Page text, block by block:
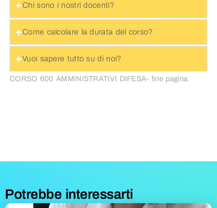
Chi sono i nostri docenti?
Come calcolare la durata del corso?
Vuoi sapere tutto su di noi?
CORSO 600 AMMINISTRATIVI DIFESA- fine pagina
Potrebbe interessarti